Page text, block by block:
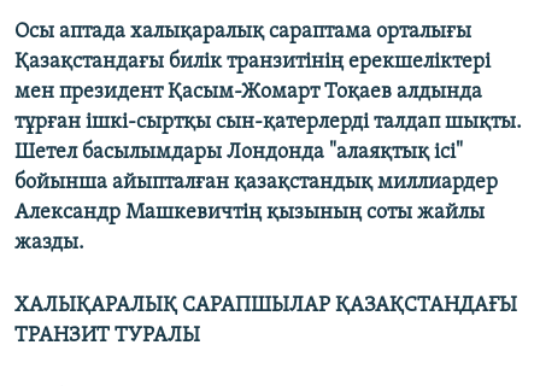
Осы аптада халықаралық сараптама орталығы
Қазақстандағы билік транзитінің ерекшеліктері
мен президент Қасым-Жомарт Тоқаев алдында
тұрған ішкі-сыртқы сын-қатерлерді талдап шықты.
Шетел басылымдары Лондонда "алаяқтық ісі"
бойынша айыпталған қазақстандық миллиардер
Александр Машкевичтің қызының соты жайлы
жазды.
ХАЛЫҚАРАЛЫҚ САРАПШЫЛАР ҚАЗАҚСТАНДАҒЫ
ТРАНЗИТ ТУРАЛЫ